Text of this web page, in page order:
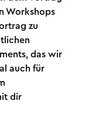
Workshops
zu
das wir
auch für
dir